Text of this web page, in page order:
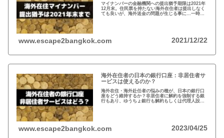
マイナンバーの金融機関への提出猶予期限は2021年
12月末。住民票を持たない海外在住者は提出しなく
ても良いが、海外送金の問題が生じる事に…一時帰
www.escape2bangkok.com 2021/12/22
海外在住者の日本の銀行口座：非居住者サ
ービスは使えるのか？
海外在住・海外赴任者の悩みの種が、日本の銀行口
座をどう維持するか？非居住者に解約を強制する銀
行もあり、ゆうちょ銀行も解約もしくは代理人設定
www.escape2bangkok.com 2023/04/25